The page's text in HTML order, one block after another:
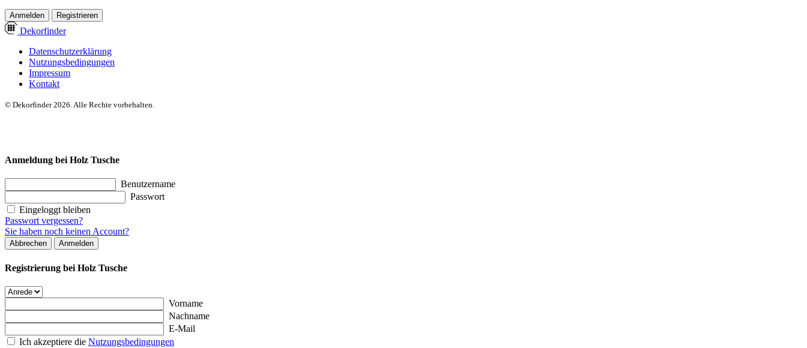
Anmelden Registrieren
Dekorfinder
Datenschutzerklärung
Nutzungsbedingungen
Impressum
Kontakt
© Dekorfinder 2026. Alle Rechte vorbehalten.
Anmeldung bei Holz Tusche
Benutzername
Passwort
Eingeloggt bleiben
Passwort vergessen?
Sie haben noch keinen Account?
Abbrechen Anmelden
Registrierung bei Holz Tusche
Vorname
Nachname
E-Mail
Ich akzeptiere die Nutzungsbedingungen